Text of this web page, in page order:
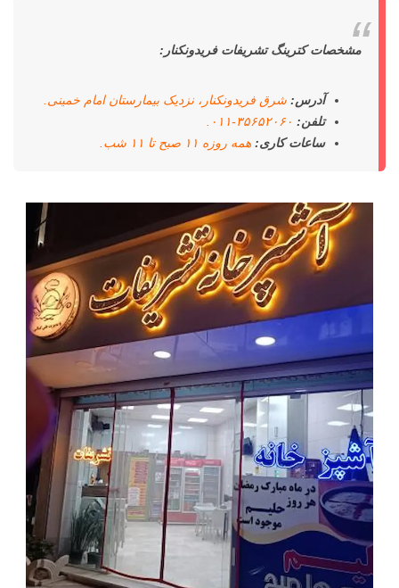
مشخصات کترینگ تشریفات فریدونکنار:
آدرس: شرق فریدونکنار، نزدیک بیمارستان امام خمینی.
تلفن: ۳۵۶۵۲۰۶۰-۰۱۱.
ساعات کاری: همه روزه ۱۱ صبح تا ۱۱ شب.